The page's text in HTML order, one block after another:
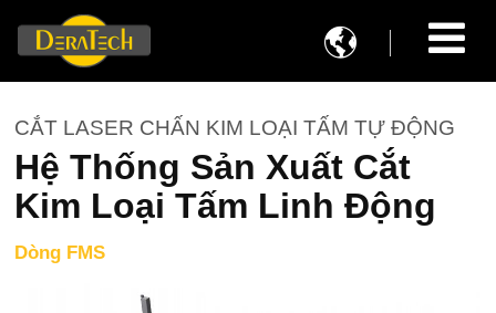

CẮT LASER CHẤN KIM LOẠI TẤM TỰ ĐỘNG
Hệ Thống Sản Xuất Cắt
Kim Loại Tấm Linh Động
Dòng FMS